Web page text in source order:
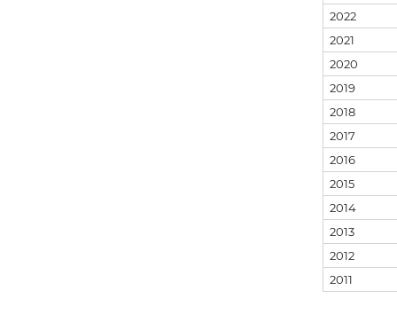
2022
2021
2020
2019
2018
2017
2016
2015
2014
2013
2012
2011